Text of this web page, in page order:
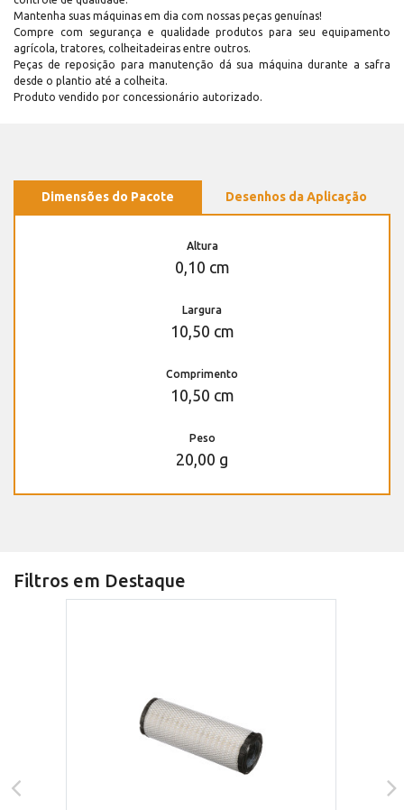
Mantenha suas máquinas em dia com nossas peças genuínas!
Compre com segurança e qualidade produtos para seu equipamento
agrícola, tratores, colheitadeiras entre outros.
Peças de reposição para manutenção dá sua máquina durante a safra
desde o plantio até a colheita.
Produto vendido por concessionário autorizado.
Dimensões do Pacote Desenhos da Aplicação
Altura
0,10 cm
Largura
10,50 cm
Comprimento
10,50 cm
Peso
20,00 g
Filtros em Destaque